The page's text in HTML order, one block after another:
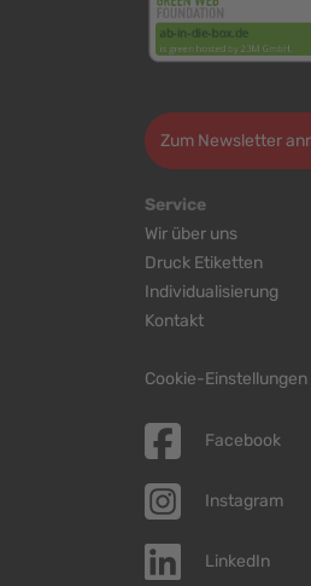
Zum Newsletter
Service
Wir über uns
Druck Etiketten
Individualisierung
Kontakt
Cookie-
Facebook
Instagram
LinkedIn